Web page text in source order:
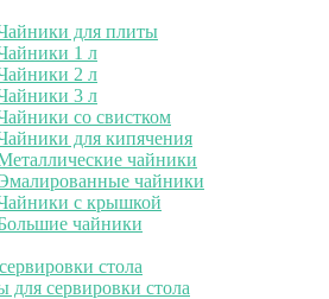
для плиты
1 л
2 л
3 л
со свистком
для кипячения
чайники
чайники
с крышкой
чайники
стола
для сервировки стола